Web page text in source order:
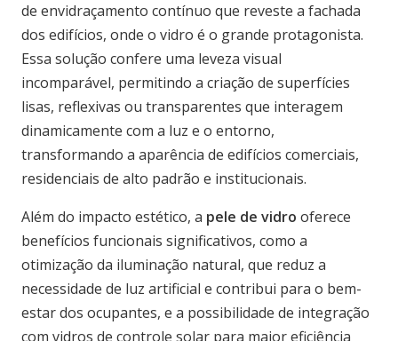
de envidraçamento contínuo que reveste a fachada
dos edifícios, onde o vidro é o grande protagonista.
Essa solução confere uma leveza visual
incomparável, permitindo a criação de superfícies
lisas, reflexivas ou transparentes que interagem
dinamicamente com a luz e o entorno,
transformando a aparência de edifícios comerciais,
residenciais de alto padrão e institucionais.
Além do impacto estético, a pele de vidro oferece
benefícios funcionais significativos, como a
otimização da iluminação natural, que reduz a
necessidade de luz artificial e contribui para o bem-
estar dos ocupantes, e a possibilidade de integração
com vidros de controle solar para maior eficiência